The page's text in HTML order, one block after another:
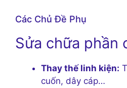
Các Chủ Đề Phụ
Sửa chữa phần
Thay thế linh kiện:
cuốn, dây cáp…